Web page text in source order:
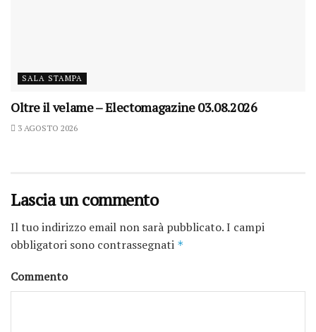
SALA STAMPA
Oltre il velame – Electomagazine 03.08.2026
3 AGOSTO 2026
Lascia un commento
Il tuo indirizzo email non sarà pubblicato.I campi
obbligatori sono contrassegnati *
Commento